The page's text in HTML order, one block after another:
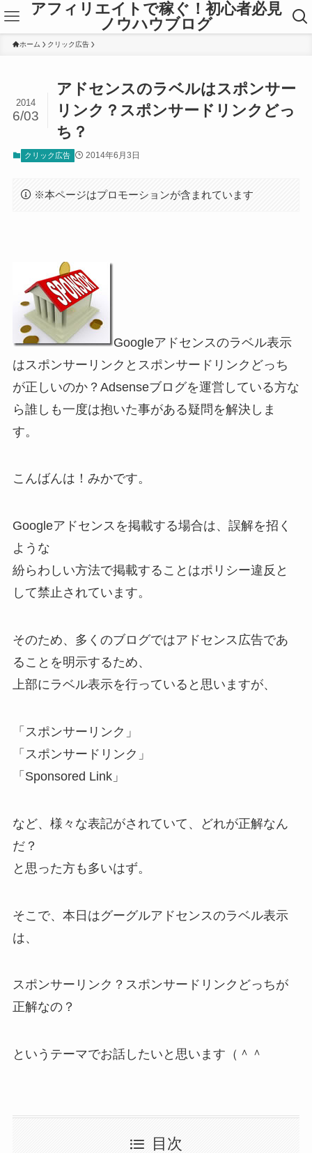
アフィリエイトで稼ぐ！初心者必見
ノウハウブログ
ホーム クリック広告
アドセンスのラベルはスポンサー
リンク？スポンサードリンクどっ
ち？
2014
6/03
クリック広告 2014年6月3日
※本ページはプロモーションが含まれています
Googleアドセンスのラベル表示
はスポンサーリンクとスポンサードリンクどっち
が正しいのか？Adsenseブログを運営している方な
ら誰しも一度は抱いた事がある疑問を解決しま
す。
こんばんは！みかです。
Googleアドセンスを掲載する場合は、誤解を招く
ような
紛らわしい方法で掲載することはポリシー違反と
して禁止されています。
そのため、多くのブログではアドセンス広告であ
ることを明示するため、
上部にラベル表示を行っていると思いますが、
「スポンサーリンク」
「スポンサードリンク」
「Sponsored Link」
など、様々な表記がされていて、どれが正解なん
だ？
と思った方も多いはず。
そこで、本日はグーグルアドセンスのラベル表示
は、
スポンサーリンク？スポンサードリンクどっちが
正解なの？
というテーマでお話したいと思います（＾＾
目次